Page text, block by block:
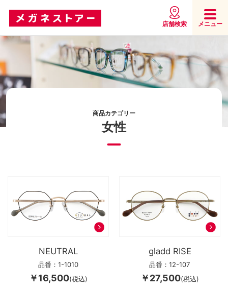
店舗検索 メニュー
商品カテゴリー
女性
NEUTRAL
品番：1-1010
￥16,500(税込)
gladd RISE
品番：12-107
￥27,500(税込)